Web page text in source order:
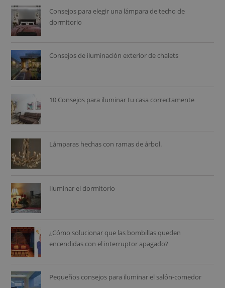
Consejos para elegir una lámpara de techo de
dormitorio
Consejos de iluminación exterior de chalets
10 Consejos para iluminar tu casa correctamente
Lámparas hechas con ramas de árbol.
Iluminar el dormitorio
¿Cómo solucionar que las bombillas queden
encendidas con el interruptor apagado?
Pequeños consejos para iluminar el salón-comedor